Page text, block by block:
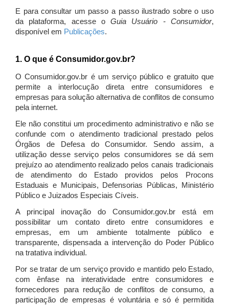
E para consultar um passo a passo ilustrado sobre o uso
da plataforma, acesse oGuia Usuário - Consumidor,
disponível em Publicações.
1. O que é Consumidor.gov.br?
O Consumidor.gov.br é um serviço público e gratuito que
permite a interlocução direta entre consumidores e
empresas para solução alternativa de conflitos de consumo
pela internet.
Ele não constitui um procedimento administrativo e não se
confunde com o atendimento tradicional prestado pelos
Órgãos de Defesa do Consumidor. Sendo assim, a
utilização desse serviço pelos consumidores se dá sem
prejuízo ao atendimento realizado pelos canais tradicionais
de atendimento do Estado providos pelos Procons
Estaduais e Municipais, Defensorias Públicas, Ministério
Público e Juizados Especiais Cíveis.
A principal inovação do Consumidor.gov.br está em
possibilitar um contato direto entre consumidores e
empresas, em um ambiente totalmente público e
transparente, dispensada a intervenção do Poder Público
na tratativa individual.
Por se tratar de um serviço provido e mantido pelo Estado,
com ênfase na interatividade entre consumidores e
fornecedores para redução de conflitos de consumo, a
participação de empresas é voluntária e só é permitida